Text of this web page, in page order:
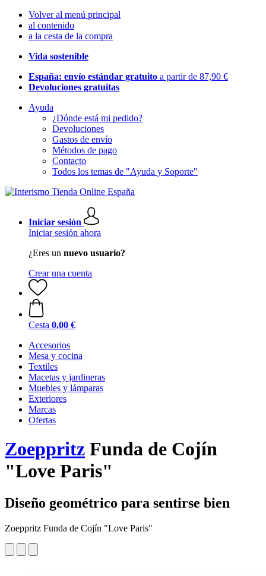
Volver al menú principal
al contenido
a la cesta de la compra
Vida sostenible
España: envío estándar gratuito a partir de 87,90 €
Devoluciones gratuitas
Ayuda
¿Dónde está mi pedido?
Devoluciones
Gastos de envío
Métodos de pago
Contacto
Todos los temas de "Ayuda y Soporte"
Iniciar sesión
Iniciar sesión ahora
¿Eres un nuevo usuario?
Crear una cuenta
Cesta 0,00 €
Accesorios
Mesa y cocina
Textiles
Macetas y jardineras
Muebles y lámparas
Exteriores
Marcas
Ofertas
Zoeppritz Funda de Cojín
"Love Paris"
Diseño geométrico para sentirse bien
Zoeppritz Funda de Cojín "Love Paris"